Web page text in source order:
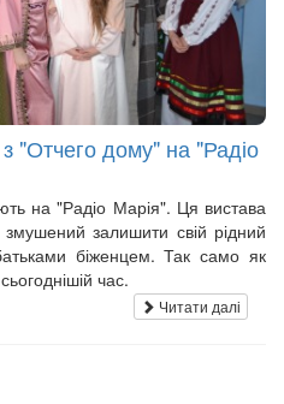
"Отчего дому" на "Радіо
на "Радіо Марія". Ця вистава
залишити свій рідний
біженцем. Так само як
час.
Читати далі